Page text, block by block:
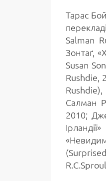
Тарас
Salman
Зонтаґ,
Susan
Rushdie,
Rushdie),
Салман
2010;